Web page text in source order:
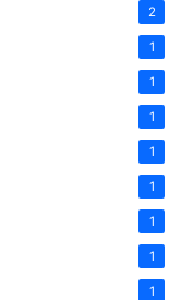
2
1
1
1
1
1
1
1
1